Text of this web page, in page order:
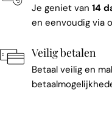
Je geniet van 14
en eenvoudig via
Veilig betalen
Betaal veilig en